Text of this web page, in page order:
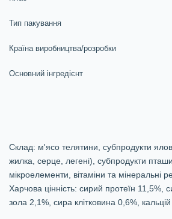
Тип пакування
Країна виробництва/розробки
Основний інгредієнт
Склад: м'ясо телятини, субпродукти
жилка, серце, легені), субпродукти
мікроелементи, вітаміни та мінеральні
Харчова цінність: сирий протеїн 11,5%,
зола 2,1%, сира клітковина 0,6%,